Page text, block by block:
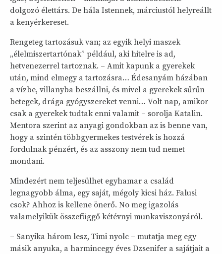
dolgozó élettárs. De hála Istennek, márciustól helyreállt
a kenyérkereset.
Rengeteg tartozásuk van; az egyik helyi maszek
„élelmiszertartónak” például, aki hitelre is ad,
hetvenezerrel tartoznak. – Amit kapunk a gyerekek
után, mind elmegy a tartozásra… Édesanyám házában
a vízbe, villanyba beszállni, és mivel a gyerekek sűrűn
betegek, drága gyógyszereket venni… Volt nap, amikor
csak a gyerekek tudtak enni valamit – sorolja Katalin.
Mentora szerint az anyagi gondokban az is benne van,
hogy a szintén többgyermekes testvérek is hozzá
fordulnak pénzért, és az asszony nem tud nemet
mondani.
Mindezért nem teljesülhet egyhamar a család
legnagyobb álma, egy saját, mégoly kicsi ház. Falusi
csok? Ahhoz is kellene önerő. No meg igazolás
valamelyikük összefüggő kétévnyi munkaviszonyáról.
– Sanyika három lesz, Timi nyolc – mutatja meg egy
másik anyuka, a harmincegy éves Dzsenifer a sajátjait a